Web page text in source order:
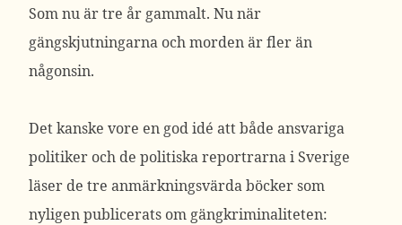
Som nu är tre år gammalt. Nu när
gängskjutningarna och morden är fler än
någonsin.
Det kanske vore en god idé att både ansvariga
politiker och de politiska reportrarna i Sverige
läser de tre anmärkningsvärda böcker som
nyligen publicerats om gängkriminaliteten: